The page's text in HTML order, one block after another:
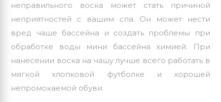
неправильного воска может стать причиной
неприятностей с вашим спа. Он может нести
вред чаше бассейна и создать проблемы при
обработке воды мини бассейна химией. При
нанесении воска на чашу лучше всего работать в
мягкой хлопковой футболке и хорошей
непромокаемой обуви.